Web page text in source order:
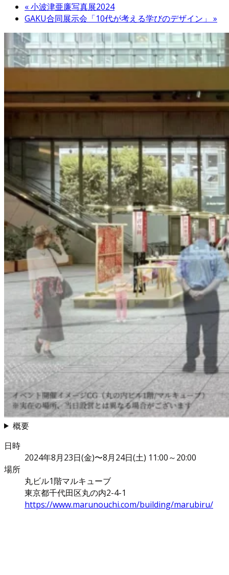
«小波津亜廉写真展2024
GAKU合同展示会「10代が考える学びのデザイン」 »
概要
日時
2024年8月23日(金)〜8月24日(土) 11:00～20:00
場所
丸ビル1階マルキューブ
東京都千代田区丸の内2-4-1
https://www.marunouchi.com/building/marubiru/